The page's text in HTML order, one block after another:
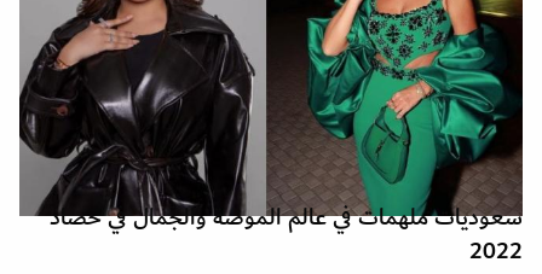
سعوديات ملهمات في عالم الموضة والجمال في حصاد
2022